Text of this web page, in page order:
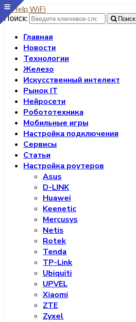
Поиск: Поиск
Главная
Новости
Технологии
Железо
Искусственный интелект
Рынок IT
Нейросети
Робототехника
Мобильные игры
Настройка подключения
Сервисы
Статьи
Настройка роутеров
Asus
D-LINK
Huawei
Keenetic
Mercusys
Netis
Rotek
Tenda
TP-Link
Ubiquiti
UPVEL
Xiaomi
ZTE
Zyxel